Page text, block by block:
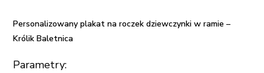
Królik
Baletnica
Personalizowany plakat na roczek dziewczynki w ramie –
Królik Baletnica
Parametry: